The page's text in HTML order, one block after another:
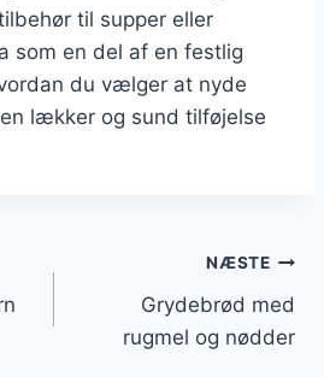
til supper eller
som en del af en festlig
du vælger at nyde
lækker og sund tilføjelse
NÆSTE
Grydebrød med
rugmel og nødder